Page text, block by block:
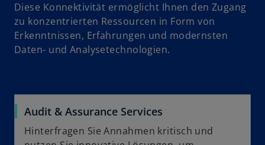
Diese Konnektivität ermöglicht Ihnen den Zugang
zu konzentrierten Ressourcen in Form von
Erkenntnissen, Erfahrungen und modernsten
Daten- und Analysetechnologien.
Audit & Assurance Services
Hinterfragen Sie Annahmen kritisch und